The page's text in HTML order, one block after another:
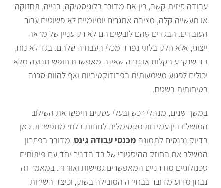
עבודה פיזית קשה, בין אם מדובר בלוגיסטיקה, בנייה, תחזוקה
או תעשייה קלה, מציבה אתגרים יומיומיים לא פשוטים עבור
העובדים. הבגדים שהם לובשים הם לא רק עניין של מראה
ייצוגי, אלא חלק בלתי נפרד מכלי העבודה שלהם. בגד לא נוח,
בד שנקרע בקלות או גזרה שאינה מאפשרת חופש תנועה מלא
יכולים לפגוע משמעותית בפרודוקטיביות ואף להוות סכנה
בטיחותית בשטח.
במשך שנים, מנהלי רכש ובעלי עסקים חיפשו את השילוב
המושלם בין עמידות מקסימלית לנוחות בלתי מתפשרת. כאן
בדיוק נכנסים לתמונה מכנסי עבודה גינס. מדובר בפתרון
המשלב את החוזק ההיסטורי של בד הדנים יחד עם פיתוחים
טכנולוגיים מודרניים המאפשרים גמישות ואוורור. במאמר זה
נבחן מדוע מדובר בבחירה המובילה בשוק, וכיצד השירות